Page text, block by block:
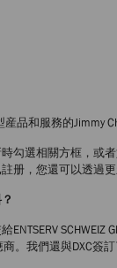
品和服務的Jimmy
勾選相關方框，或
册，您還可以透過
。我們還與DXC簽